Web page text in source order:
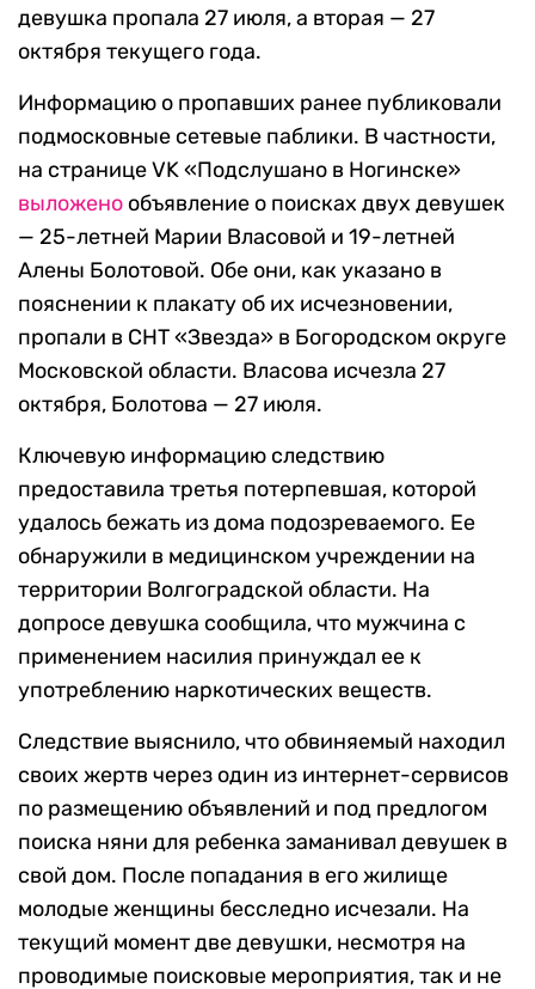
девушка пропала 27 июля, а вторая — 27
октября текущего года.
Информацию о пропавших ранее публиковали
подмосковные сетевые паблики. В частности,
на странице VK «Подслушано в Ногинске»
выложено объявление о поисках двух девушек
— 25-летней Марии Власовой и 19-летней
Алены Болотовой. Обе они, как указано в
пояснении к плакату об их исчезновении,
пропали в СНТ «Звезда» в Богородском округе
Московской области. Власова исчезла 27
октября, Болотова — 27 июля.
Ключевую информацию следствию
предоставила третья потерпевшая, которой
удалось бежать из дома подозреваемого. Ее
обнаружили в медицинском учреждении на
территории Волгоградской области. На
допросе девушка сообщила, что мужчина с
применением насилия принуждал ее к
употреблению наркотических веществ.
Следствие выяснило, что обвиняемый находил
своих жертв через один из интернет-сервисов
по размещению объявлений и под предлогом
поиска няни для ребенка заманивал девушек в
свой дом. После попадания в его жилище
молодые женщины бесследно исчезали. На
текущий момент две девушки, несмотря на
проводимые поисковые мероприятия, так и не